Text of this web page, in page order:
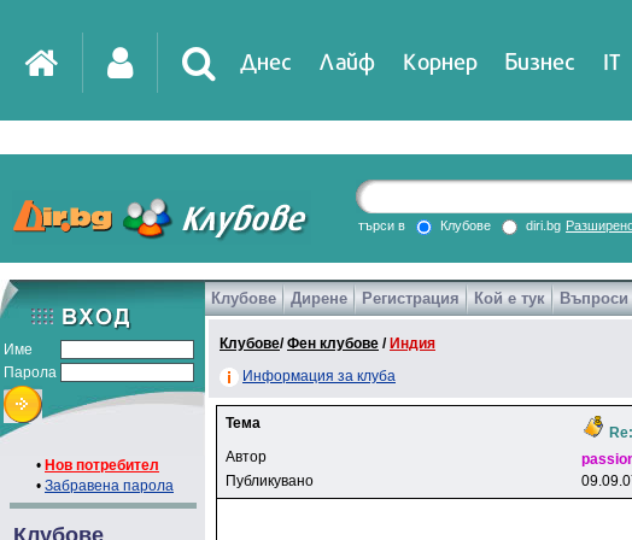
Днес Лайф Корнер Бизнес IT
търси в Клубове diri.bg
Име
Парола
• Нов потребител
• Забравена парола
Клубове
Клубове Дирене Регистрация Кой е тук Въпроси
Клубове/Фен клубове / Индия
Информация за клуба
Тема
Автор
Публикувано